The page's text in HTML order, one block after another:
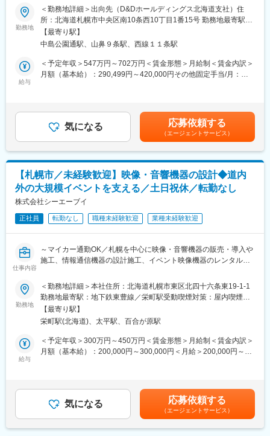
めております
(4)道内の｢見守りネットワーク｣にも参画するなど地域社会への貢
献も目指しております。
変更の範囲：会社の定める業務
していきます。
■こんな方にオススメ！
・地元で安定して長く働きたい方
■1日の流れ（例）：
※夜勤はなく、生活リズムを安定させながら働けます。
■働きやすさ：
＃ 転勤なし／帯広で腰を据えて働けます
＃ 繁忙期と閑散期があり、メリハリのある勤務
＃ 正社員／福利厚生充実
■当社の特徴：
(1)1912年創業・創業112年の老舗企業
プライ、ユニフォームレンタル、介護用品のレンタルや住宅改修
等、時代に先駆けて新たな事業を展開しております。さらに直近
めております
(4)道内の｢見守りネットワーク｣にも参画するなど地域社会への貢
献も目指しております。
変更の範囲：会社の定める業務
■具体的には：
・新規プロジェクトへの参画（予算案の策定・新規物件探索・設
計等）
・建築業者や内装設備業者との協議調整
・工事全体の計画や調整、進行管理
・各種行政関連申請・届出
【直近では】
北海道内最大級の自動車とアウトドアを融合した屋内展示場の新
■仕事の魅力：
モビリティ業界を牽引するD&Dホールディングスは、お客様が何
を求めているか、理想を実現するために何ができるか・何をすべ
きかを常に考え、実行する会社です。多様なプロジェクトの形で
実行することになりますが、今回募集職種は企画段階から参画し
牽引するポジションです。自分の仕事が会社を動かしている感覚
を、ダイレクトに感じる事ができます。また、能力・意欲を最大
限発揮いただき、将来的には事業責任者を目指していただきたい
と考えております。
株式会社D＆Dホールディングス北海道支社へ出向となります。
◇出向先の事業内容：自動車関連企業へのコンサルティングや中
古車買取販売を柱とした事業を展開
◇出向先の勤務地：北海道札幌市中央区南10条西10丁目1番15号
変更の範囲：会社の定める業務
勤務地
＜勤務地詳細＞出向先（D&Dホールディングス北海道支社）住
所：北海道札幌市中央区南10条西10丁目1番15号 勤務地最寄駅：
南北線／中島公園駅受動喫煙対策：屋内全面禁煙変更の範囲：会
社の定める事業所
【最寄り駅】
中島公園通駅、山鼻９条駅、西線１１条駅
給与
＜予定年収＞547万円～702万円＜賃金形態＞月給制＜賃金内訳＞
月額（基本給）：290,499円～420,000円その他固定手当/月：
当：10,000円／月・食事手当：10,000円／月■昇給：年1回■賞
与：年2回（7月、12月）■決算賞与あり（業績による）賃金はあ
くまでも目安の金額であり、選考を通じて上下する可能性があり
ます。月給(月額)は固定手当を含めた表記です。
気になる 応募依頼する
（エージェントサービス）
【札幌市／未経験歓迎】映像・音響機器の設計◆道内
外の大規模イベントを支える／土日祝休／転勤なし
株式会社シーエーブイ
正社員 転勤なし 職種未経験歓迎 業種未経験歓迎
仕事内容
～マイカー通勤OK／札幌を中心に映像・音響機器の販売・導入や
施工、情報通信機器の設計施工、イベント映像機器のレンタル事
■仕事内容：
主に大学などの教育機関や官公庁に、プロジェクターなど様々な
メーカーの製品を組み合わせた独自のAVシステムの販売導入・施
工・アフターフォロー事業を展開する当社にて、電気通信の設計
業務をお任せします。
・お客様へAVシステム（映像・音響機器）を導入する際の電気通
信の設計
※映像設備（プロジェクター・ディスプレイなど）や監視カメラな
勤務地
＜勤務地詳細＞本社住所：北海道札幌市東区北四十六条東19-1-1
勤務地最寄駅：地下鉄東豊線／栄町駅受動喫煙対策：屋内喫煙可
能場所あり変更の範囲：会社の定める事業所
【最寄り駅】
栄町駅(北海道)、太平駅、百合が原駅
給与
＜予定年収＞300万円～450万円＜賃金形態＞月給制＜賃金内訳＞
月額（基本給）：200,000円～300,000円＜月給＞200,000円～
気になる 応募依頼する
（エージェントサービス）